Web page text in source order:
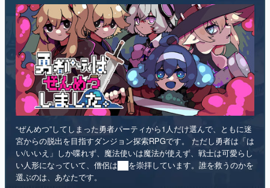
“ぜんめつ”してしまった勇者パーティから1人だけ選んで、ともに迷
宮からの脱出を目指すダンジョン探索RPGです。 ただし勇者は「は
い/いいえ」しか喋れず、魔法使いは魔法が使えず、戦士は可愛らし
い人形になっていて、僧侶は██を崇拝しています。誰を救うのかを
選ぶのは、あなたです。